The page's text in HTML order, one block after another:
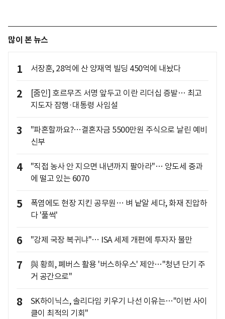
많이 본 뉴스
1 서장훈, 28억에 산 양재역 빌딩 450억에 내놨다
2
[줌인] 호르무즈 서명 앞두고 이란 리더십 증발… 최고
지도자 잠행·대통령 사임설
3
"파혼할까요?…결혼자금 5500만원 주식으로 날린 예비
신부
4
"직접 농사 안 지으면 내년까지 팔아라"… 양도세 중과
에 떨고 있는 6070
5
폭염에도 현장 지킨 공무원… 벼 낱알 세다, 화재 진압하
다 '풀썩'
6 "강제 국장 복귀냐"… ISA 세제 개편에 투자자 불만
7
與 황희, 폐버스 활용 '버스하우스' 제안…"청년 단기 주
거 공간으로"
8
SK하이닉스, 솔리다임 키우기 나선 이유는…"이번 사이
클이 최적의 기회"